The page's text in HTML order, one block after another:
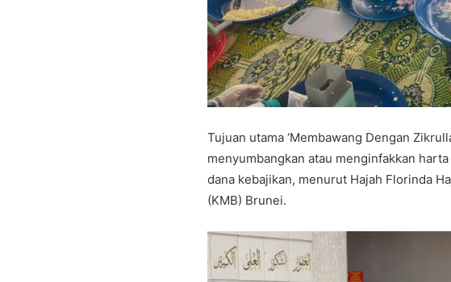
Tujuan utama ‘Membawang Dengan
menyumbangkan atau menginfakkan
dana kebajikan, menurut Hajah Florinda
(KMB) Brunei.